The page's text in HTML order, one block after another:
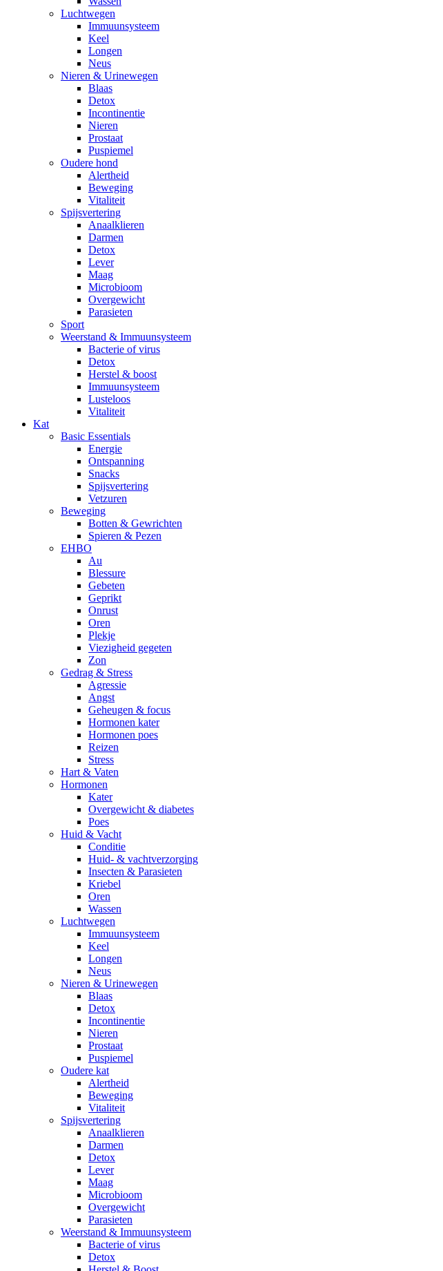
Luchtwegen
Immuunsysteem
Keel
Longen
Neus
Nieren & Urinewegen
Blaas
Detox
Incontinentie
Nieren
Prostaat
Puspiemel
Oudere hond
Alertheid
Beweging
Vitaliteit
Spijsvertering
Anaalklieren
Darmen
Detox
Lever
Maag
Microbioom
Overgewicht
Parasieten
Sport
Weerstand & Immuunsysteem
Bacterie of virus
Detox
Herstel & boost
Immuunsysteem
Lusteloos
Vitaliteit
Kat
Basic Essentials
Energie
Ontspanning
Snacks
Spijsvertering
Vetzuren
Beweging
Botten & Gewrichten
Spieren & Pezen
EHBO
Au
Blessure
Gebeten
Geprikt
Onrust
Oren
Plekje
Viezigheid gegeten
Zon
Gedrag & Stress
Agressie
Angst
Geheugen & focus
Hormonen kater
Hormonen poes
Reizen
Stress
Hart & Vaten
Hormonen
Kater
Overgewicht & diabetes
Poes
Huid & Vacht
Conditie
Huid- & vachtverzorging
Insecten & Parasieten
Kriebel
Oren
Wassen
Luchtwegen
Immuunsysteem
Keel
Longen
Neus
Nieren & Urinewegen
Blaas
Detox
Incontinentie
Nieren
Prostaat
Puspiemel
Oudere kat
Alertheid
Beweging
Vitaliteit
Spijsvertering
Anaalklieren
Darmen
Detox
Lever
Maag
Microbioom
Overgewicht
Parasieten
Weerstand & Immuunsysteem
Bacterie of virus
Detox